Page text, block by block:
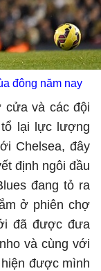
đông năm nay
cửa và các đội
lại lực lượng
Chelsea, đây
định ngôi đầu
đang tỏ ra
ở phiên chợ
đã được đưa
và cùng với
được mình